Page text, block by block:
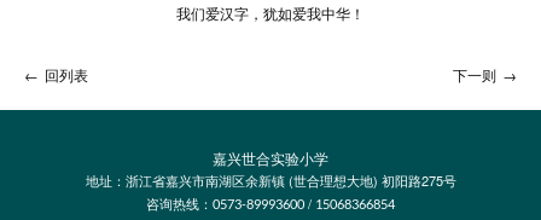
我们爱汉字，犹如爱我中华！
← 回列表 下一则 →
嘉兴世合实验小学
地址：浙江省嘉兴市南湖区余新镇 (世合理想大地) 初阳路275号
咨询热线： 0573-89993600 / 15068366854